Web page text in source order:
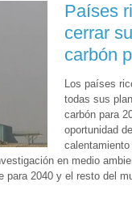
Países
cerrar
carbón
Los países
todas sus
carbón para
oportunidad
en medio
2040 y el resto del